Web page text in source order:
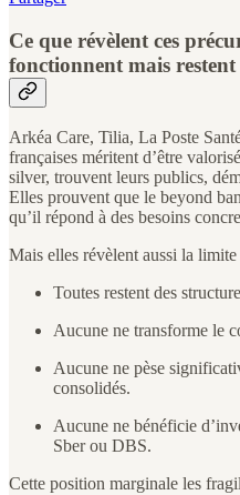
Ce que révèlent ces
fonctionnent mais
Arkéa Care, Tilia, La Poste
françaises méritent d’être
silver, trouvent leurs publics,
Elles prouvent que le beyond
qu’il répond à des besoins
Mais elles révèlent aussi la
Toutes restent des
Aucune ne transforme le
Aucune ne pèse
consolidés.
Aucune ne bénéficie
Sber ou DBS.
Cette position marginale les